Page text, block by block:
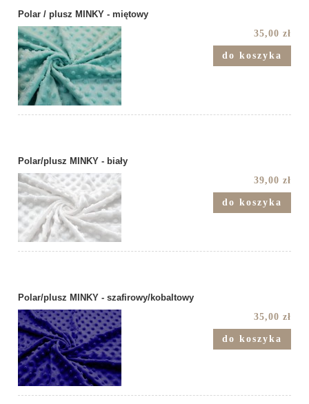
Polar / plusz MINKY - miętowy
35,00 zł
do koszyka
Polar/plusz MINKY - biały
39,00 zł
do koszyka
Polar/plusz MINKY - szafirowy/kobaltowy
35,00 zł
do koszyka